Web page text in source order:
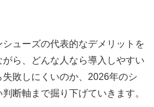
ューズの代表的なデメリットを
ら、どんな人なら導入しやすい
敗しにくいのか、2026年のシ
断軸まで掘り下げていきます。